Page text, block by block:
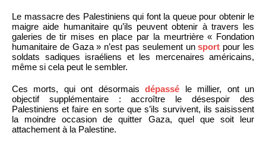
Le massacre des Palestiniens qui font la queue pour obtenir le
maigre aide humanitaire qu’ils peuvent obtenir à travers les
galeries de tir mises en place par la meurtrière « Fondation
humanitaire de Gaza » n’est pas seulement unsport pour les
soldats sadiques israéliens et les mercenaires américains,
même si cela peut le sembler.
Ces morts, qui ont désormaisdépassé le millier, ont un
objectif supplémentaire : accroître le désespoir des
Palestiniens et faire en sorte que s’ils survivent, ils saisissent
la moindre occasion de quitter Gaza, quel que soit leur
attachement à la Palestine.